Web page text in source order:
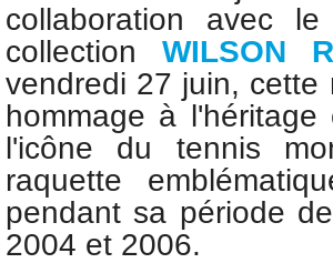
collaboration avec
collection WILSON
vendredi 27 juin, cette
hommage à
l'icône du tennis
raquette
pendant sa période
2004 et 2006.